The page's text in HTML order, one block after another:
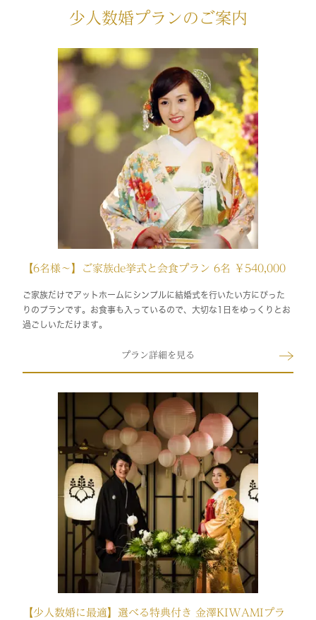
少人数婚プランのご案内
【6名様～】ご家族de挙式と会食プラン 6名 ￥540,000
ご家族だけでアットホームにシンプルに結婚式を行いたい方にぴった
りのプランです。お食事も入っているので、大切な1日をゆっくりとお
過ごしいただけます。
プラン詳細を見る
【少人数婚に最適】選べる特典付き 金澤KIWAMIプラ